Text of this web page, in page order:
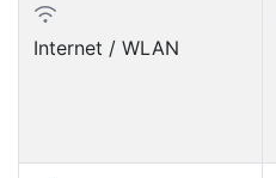
Internet / WLAN